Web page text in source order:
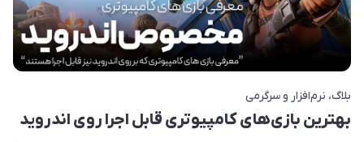
بلاگ نرم‌افزار و سرگرمی
بهترین بازی‌های کامپیوتری قابل اجرا روی اندروید